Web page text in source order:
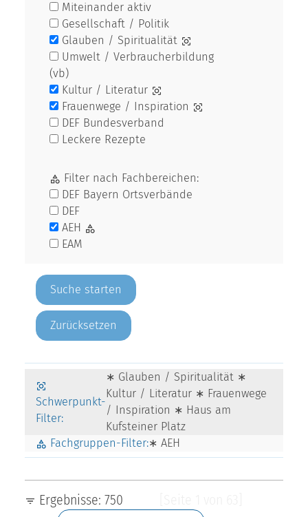
Miteinander aktiv
Gesellschaft / Politik
Glauben / Spiritualität
Umwelt / Verbraucherbildung
(vb)
Kultur / Literatur
Frauenwege / Inspiration
DEF Bundesverband
Leckere Rezepte
Filter nach Fachbereichen:
DEF Bayern Ortsverbände
DEF
AEH
EAM
Zurücksetzen
Schwerpunkt-
Filter:
∗ Glauben / Spiritualität ∗
Kultur / Literatur ∗ Frauenwege
/ Inspiration ∗ Haus am
Kufsteiner Platz
Fachgruppen-Filter:∗ AEH
Ergebnisse: 750